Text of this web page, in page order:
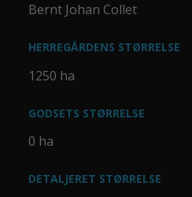
Bernt Johan Collet
HERREGÅRDENS STØRRELSE
1250 ha
GODSETS STØRRELSE
0 ha
DETALJERET STØRRELSE